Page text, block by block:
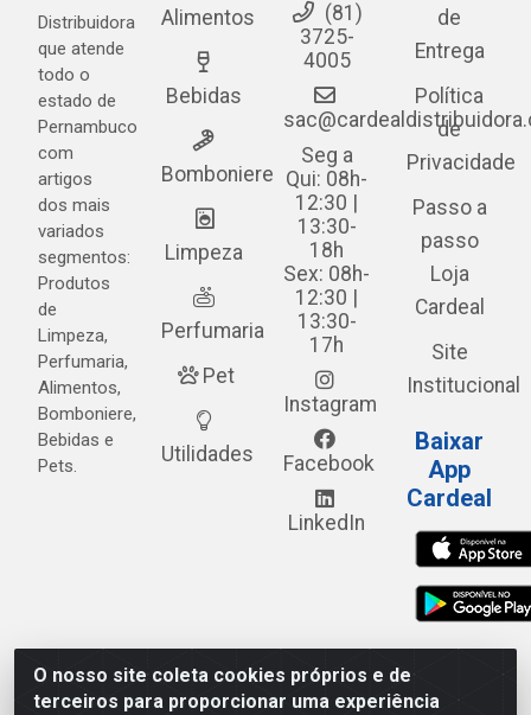
O nosso site coleta cookies próprios e de
terceiros para proporcionar uma experiência
Distribuidora
que atende
todo o
estado de
Pernambuco
com
artigos
dos mais
variados
segmentos:
Produtos
de
Limpeza,
Perfumaria,
Alimentos,
Bomboniere,
Bebidas e
Pets.
Alimentos
Bebidas
Bomboniere
Limpeza
Perfumaria
Pet
Utilidades
(81)
3725-
4005
Seg a
Qui: 08h-
12:30 |
13:30-
18h
Sex: 08h-
12:30 |
13:30-
17h
Instagram
Facebook
LinkedIn
de
Entrega
Política
de
Privacidade
Passo a
passo
Loja
Cardeal
Site
Institucional
Baixar
App
Cardeal
Cardeal Distribuidora - Estrada Alto do Moura, 582 - Alto